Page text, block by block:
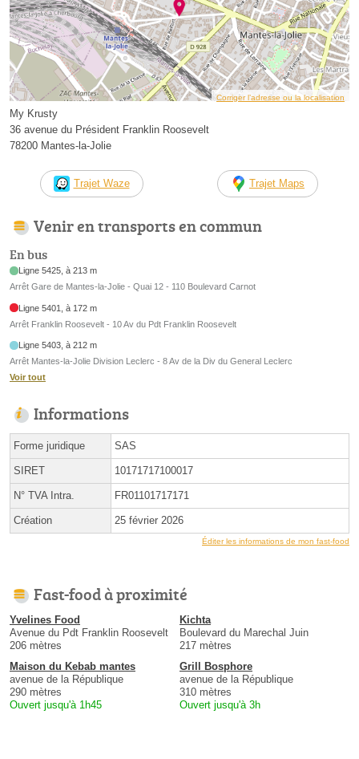
Corriger l’adresse ou la localisation
My Krusty
36 avenue du Président Franklin Roosevelt
78200 Mantes-la-Jolie
Trajet Waze Trajet Maps
Venir en transports en commun
En bus
Ligne 5425, à 213 m
Arrêt Gare de Mantes-la-Jolie - Quai 12 - 110 Boulevard Carnot
Ligne 5401, à 172 m
Arrêt Franklin Roosevelt - 10 Av du Pdt Franklin Roosevelt
Ligne 5403, à 212 m
Arrêt Mantes-la-Jolie Division Leclerc - 8 Av de la Div du General Leclerc
Voir tout
Informations
Forme juridique SAS
SIRET 10171717100017
N° TVA Intra. FR01101717171
Création 25 février 2026
Éditer les informations de mon fast-food
Fast-food à proximité
Yvelines Food
Avenue du Pdt Franklin Roosevelt
206 mètres
Kichta
Boulevard du Marechal Juin
217 mètres
Maison du Kebab mantes
avenue de la République
290 mètres
Ouvert jusqu'à 1h45
Grill Bosphore
avenue de la République
310 mètres
Ouvert jusqu'à 3h